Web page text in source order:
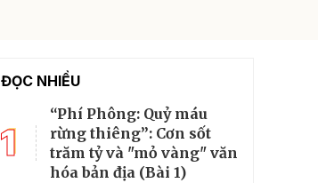
ĐỌC NHIỀU
1
“Phí Phông: Quỷ máu
rừng thiêng”: Cơn sốt
trăm tỷ và "mỏ vàng" văn
hóa bản địa (Bài 1)